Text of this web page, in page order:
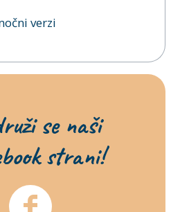
verzi
se naši
strani!